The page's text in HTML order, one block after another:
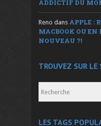
ADDICTIF DU
Reno dans APPLE :
MACBOOK OU EN
NOUVEAU ?!
TROUVEZ SUR LE
LES TAGS